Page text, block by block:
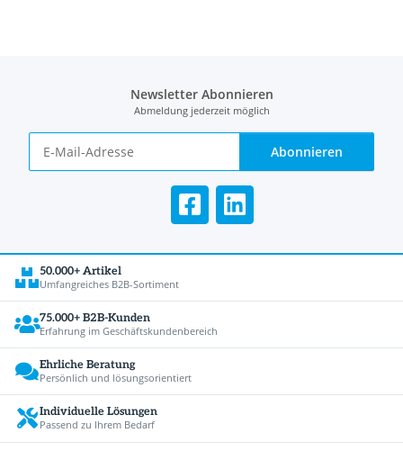
Newsletter Abonnieren
Abmeldung jederzeit möglich
Abonnieren
50.000+ Artikel
Umfangreiches B2B-Sortiment
75.000+ B2B-Kunden
Erfahrung im Geschäftskundenbereich
Ehrliche Beratung
Persönlich und lösungsorientiert
Individuelle Lösungen
Passend zu Ihrem Bedarf